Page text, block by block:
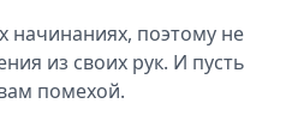
начинаниях, поэтому не
из своих рук. И пусть
помехой.